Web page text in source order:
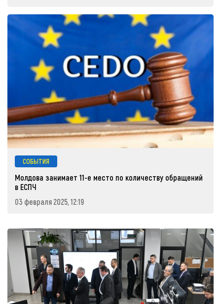
СОБЫТИЯ
Молдова занимает 11-е место по количеству обращений
в ЕСПЧ
03 февраля 2025, 12:19